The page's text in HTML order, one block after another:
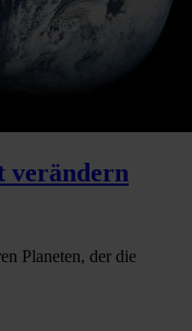
verändern
Planeten, der die